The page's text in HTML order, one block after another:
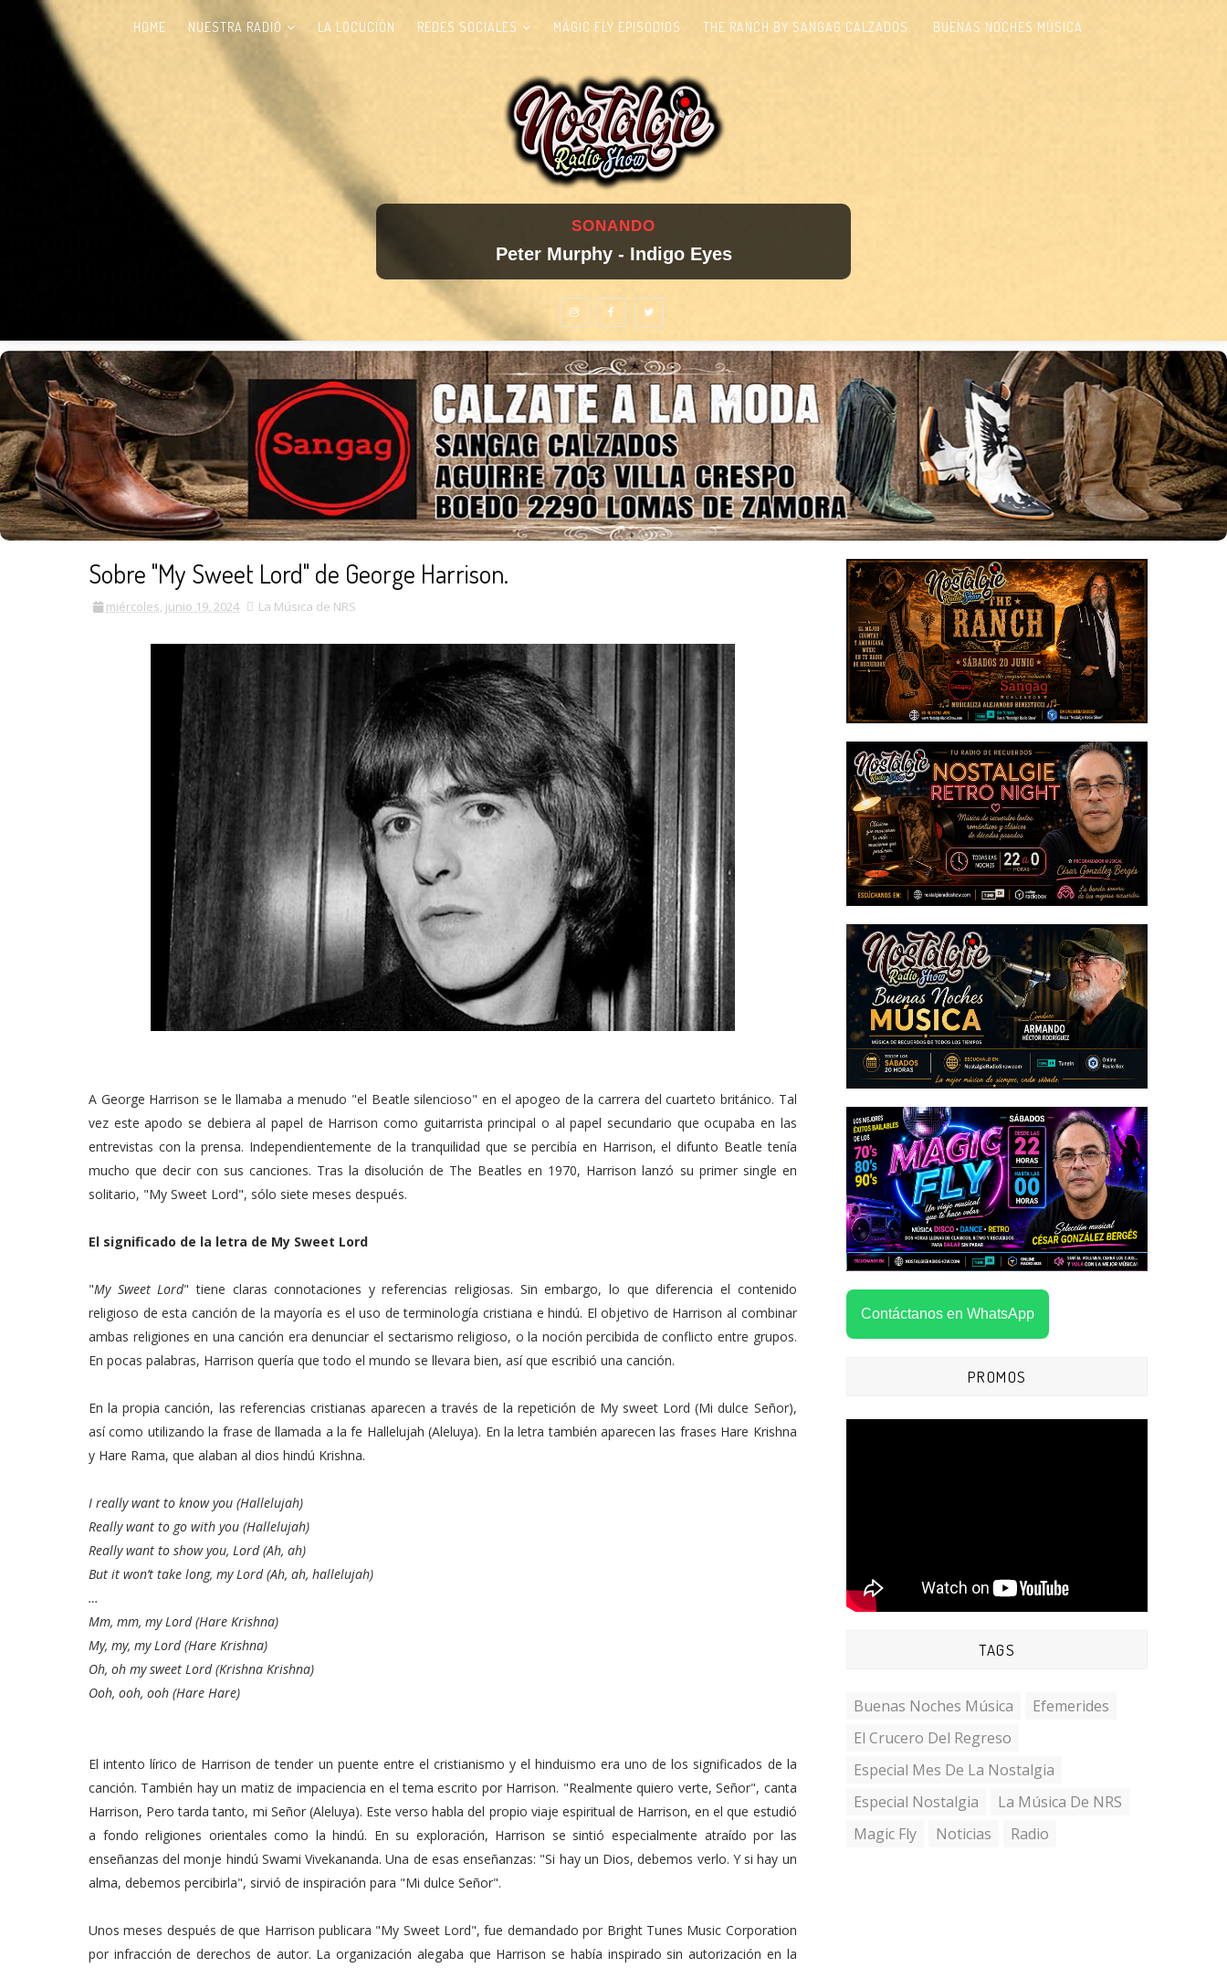
HOME NUESTRA RADIO LA LOCUCIÓN REDES SOCIALES MAGIC FLY EPISODIOS THE RANCH BY SANGAG CALZADOS. BUENAS NOCHES MÚSICA
SONANDO
Peter Murphy - Indigo Eyes
Sobre "My Sweet Lord" de George Harrison.
miércoles, junio 19, 2024 La Música de NRS
A George Harrison se le llamaba a menudo "el Beatle silencioso" en el apogeo de la carrera del cuarteto británico. Tal
vez este apodo se debiera al papel de Harrison como guitarrista principal o al papel secundario que ocupaba en las
entrevistas con la prensa. Independientemente de la tranquilidad que se percibía en Harrison, el difunto Beatle tenía
mucho que decir con sus canciones. Tras la disolución de The Beatles en 1970, Harrison lanzó su primer single en
solitario, "My Sweet Lord", sólo siete meses después.
El significado de la letra de My Sweet Lord
"My Sweet Lord" tiene claras connotaciones y referencias religiosas. Sin embargo, lo que diferencia el contenido
religioso de esta canción de la mayoría es el uso de terminología cristiana e hindú. El objetivo de Harrison al combinar
ambas religiones en una canción era denunciar el sectarismo religioso, o la noción percibida de conflicto entre grupos.
En pocas palabras, Harrison quería que todo el mundo se llevara bien, así que escribió una canción.
En la propia canción, las referencias cristianas aparecen a través de la repetición de My sweet Lord (Mi dulce Señor),
así como utilizando la frase de llamada a la fe Hallelujah (Aleluya). En la letra también aparecen las frases Hare Krishna
y Hare Rama, que alaban al dios hindú Krishna.
I really want to know you (Hallelujah)
Really want to go with you (Hallelujah)
Really want to show you, Lord (Ah, ah)
But it won’t take long, my Lord (Ah, ah, hallelujah)
…
Mm, mm, my Lord (Hare Krishna)
My, my, my Lord (Hare Krishna)
Oh, oh my sweet Lord (Krishna Krishna)
Ooh, ooh, ooh (Hare Hare)
El intento lírico de Harrison de tender un puente entre el cristianismo y el hinduismo era uno de los significados de la
canción. También hay un matiz de impaciencia en el tema escrito por Harrison. "Realmente quiero verte, Señor", canta
Harrison, Pero tarda tanto, mi Señor (Aleluya). Este verso habla del propio viaje espiritual de Harrison, en el que estudió
a fondo religiones orientales como la hindú. En su exploración, Harrison se sintió especialmente atraído por las
enseñanzas del monje hindú Swami Vivekananda. Una de esas enseñanzas: "Si hay un Dios, debemos verlo. Y si hay un
alma, debemos percibirla", sirvió de inspiración para "Mi dulce Señor".
Unos meses después de que Harrison publicara "My Sweet Lord", fue demandado por Bright Tunes Music Corporation
por infracción de derechos de autor. La organización alegaba que Harrison se había inspirado sin autorización en la
Contáctanos en WhatsApp
PROMOS
TAGS
Buenas Noches Música
Efemerides
El Crucero Del Regreso
Especial Mes De La Nostalgia
Especial Nostalgia
La Música De NRS
Magic Fly
Noticias Radio